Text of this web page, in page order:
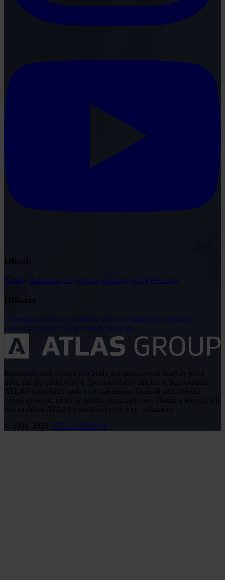
Články Judikatura Legislativa Aktuality Akce Podcasty
O portálu Redakce Podmínky užívání Publikační podmínky
Ochrana osobních údajů Odběr časopisu
včetně převzetí, šíření či dalšího zpřístupňování článků a fotografií je
ATLAS GROUP